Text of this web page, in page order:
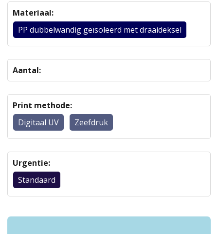
Materiaal:
PP dubbelwandig geïsoleerd met draaideksel
Aantal:
Print methode:
Digitaal UV
Zeefdruk
Urgentie:
Standaard